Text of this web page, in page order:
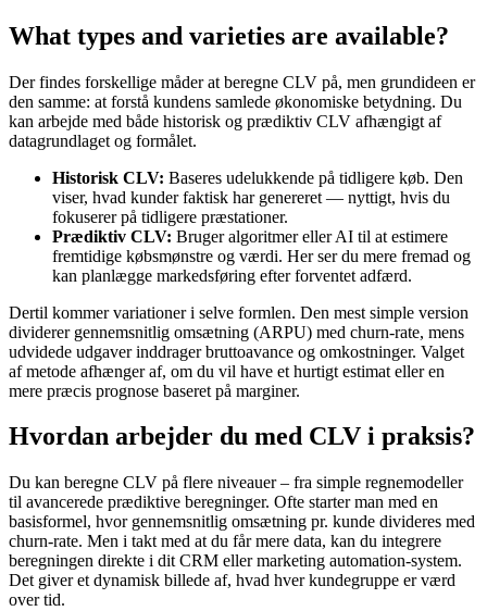
What types and varieties are available?
Der findes forskellige måder at beregne CLV på, men grundideen er
den samme: at forstå kundens samlede økonomiske betydning. Du
kan arbejde med både historisk og prædiktiv CLV afhængigt af
datagrundlaget og formålet.
Historisk CLV: Baseres udelukkende på tidligere køb. Den
viser, hvad kunder faktisk har genereret — nyttigt, hvis du
fokuserer på tidligere præstationer.
Prædiktiv CLV: Bruger algoritmer eller AI til at estimere
fremtidige købsmønstre og værdi. Her ser du mere fremad og
kan planlægge markedsføring efter forventet adfærd.
Dertil kommer variationer i selve formlen. Den mest simple version
dividerer gennemsnitlig omsætning (ARPU) med churn-rate, mens
udvidede udgaver inddrager bruttoavance og omkostninger. Valget
af metode afhænger af, om du vil have et hurtigt estimat eller en
mere præcis prognose baseret på marginer.
Hvordan arbejder du med CLV i praksis?
Du kan beregne CLV på flere niveauer – fra simple regnemodeller
til avancerede prædiktive beregninger. Ofte starter man med en
basisformel, hvor gennemsnitlig omsætning pr. kunde divideres med
churn-rate. Men i takt med at du får mere data, kan du integrere
beregningen direkte i dit CRM eller marketing automation-system.
Det giver et dynamisk billede af, hvad hver kundegruppe er værd
over tid.